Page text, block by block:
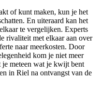
of kunt maken, kun je het
En uiteraard kan het
te vergelijken. Experts
rivaliteit met elkaar aan over
naar meerkosten. Door
kom je niet meer
je meteen wat je kwijt bent
in Riel na ontvangst van de